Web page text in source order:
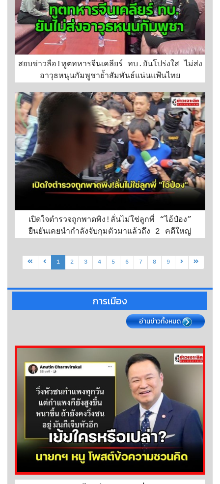
สยบข่าวลือ!ทูตทหารจีนเคลียร์ ทบ.ยันโปร่งใส ไม่ส่ง
อาวุธหนุนกัมพูชาย้ำสัมพันธ์แน่นแฟ้นไทย
เปิดใจตำรวจถูกพาดพิง!ลั่นไม่ใช่ลูกพี่ “ไอ้ป๋อง”
ยืนยันเคยนำกำลังจับกุมตัวมาแล้วถึง 2 คดีใหญ่
1 2 3 4 5 6 7 8 9
การเมือง
อ่านข่าวทั้งหมด